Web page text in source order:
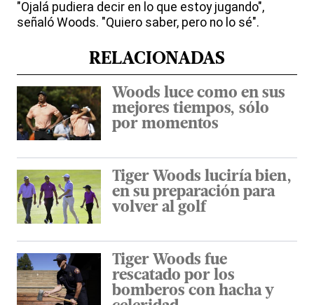
"Ojalá pudiera decir en lo que estoy jugando",
señaló Woods. "Quiero saber, pero no lo sé".
RELACIONADAS
Woods luce como en sus
mejores tiempos, sólo
por momentos
Tiger Woods luciría bien,
en su preparación para
volver al golf
Tiger Woods fue
rescatado por los
bomberos con hacha y